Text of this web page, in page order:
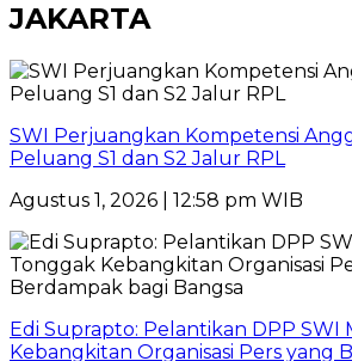
JAKARTA
SWI Perjuangkan Kompetensi
Peluang S1 dan S2 Jalur RPL
Agustus 1, 2026 | 12:58 pm WIB
Edi Suprapto: Pelantikan DPP SWI
Kebangkitan Organisasi Pers yang